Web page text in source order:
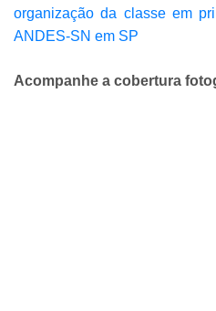
organização da classe em
ANDES-SN em SP
Acompanhe a cobertura